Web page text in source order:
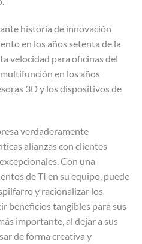
historia de innovación
en los años setenta de la
velocidad para oficinas del
en los años
3D y los dispositivos de
verdaderamente
alianzas con clientes
Con una
de TI en su equipo, puede
y racionalizar los
beneficios tangibles para sus
importante, al dejar a sus
de forma creativa y